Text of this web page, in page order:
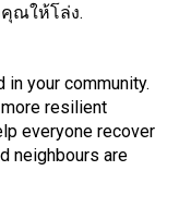
ณให้โล่ง.
in your community.
resilient
everyone recover
neighbours are